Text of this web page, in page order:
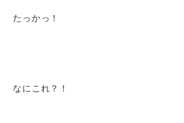
たっかっ！
なにこれ？！